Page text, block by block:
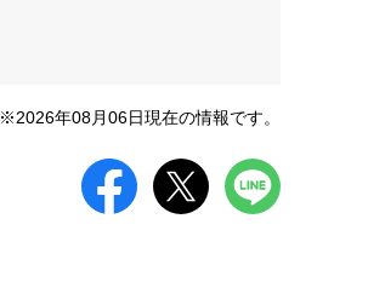
※2026年08月06日現在の情報です。